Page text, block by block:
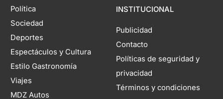
Política
Sociedad
Deportes
Espectáculos y Cultura
Estilo Gastronomía
Viajes
MDZ Autos
INSTITUCIONAL
Publicidad
Contacto
Políticas de seguridad y
privacidad
Términos y condiciones